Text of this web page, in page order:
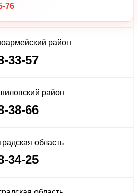
76
район
33-57
район
38-66
область
34-25